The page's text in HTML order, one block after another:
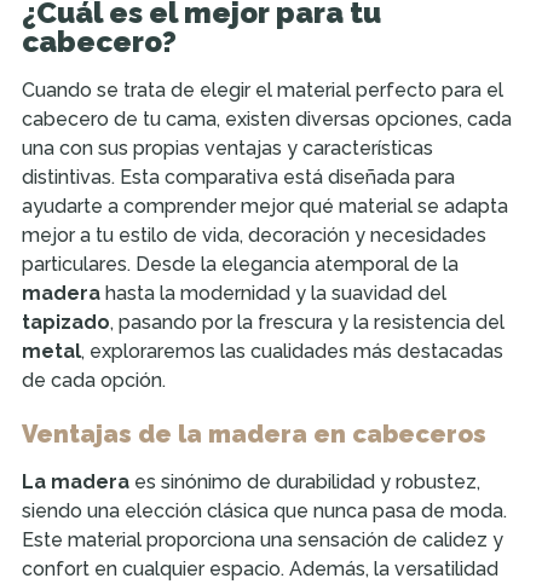
¿Cuál es el mejor para tu
cabecero?
Cuando se trata de elegir el material perfecto para el
cabecero de tu cama, existen diversas opciones, cada
una con sus propias ventajas y características
distintivas. Esta comparativa está diseñada para
ayudarte a comprender mejor qué material se adapta
mejor a tu estilo de vida, decoración y necesidades
particulares. Desde la elegancia atemporal de la
madera hasta la modernidad y la suavidad del
tapizado, pasando por la frescura y la resistencia del
metal, exploraremos las cualidades más destacadas
de cada opción.
Ventajas de la madera en cabeceros
La madera es sinónimo de durabilidad y robustez,
siendo una elección clásica que nunca pasa de moda.
Este material proporciona una sensación de calidez y
confort en cualquier espacio. Además, la versatilidad